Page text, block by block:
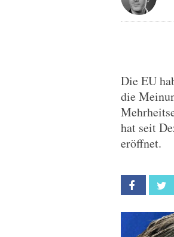
Die EU
die
hat seit
eröffnet.